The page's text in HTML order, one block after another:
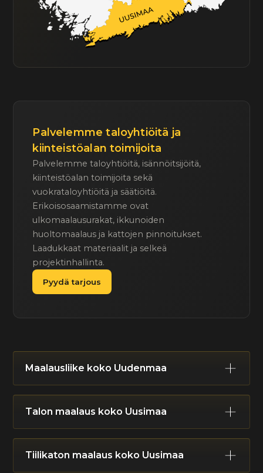
Palvelemme taloyhtiöitä ja
kiinteistöalan toimijoita
Palvelemme taloyhtiöitä, isännöitsijöitä,
kiinteistöalan toimijoita sekä
vuokrataloyhtiöitä ja säätiöitä.
Erikoisosaamistamme ovat
ulkomaalausurakat, ikkunoiden
huoltomaalaus ja kattojen pinnoitukset.
Laadukkaat materiaalit ja selkeä
projektinhallinta.
Pyydä tarjous
Maalausliike koko Uudenmaa
Helsinki Espoo Vantaa Kauniainen
Hyvinkää Järvenpää Kerava
Kirkkonummi Lohja Karkkila Siuntio
Talon maalaus koko Uusimaa
Helsinki Espoo Vantaa Kauniainen
Hyvinkää Järvenpää Kerava Mäntsälä
Tiilikaton maalaus koko Uusimaa